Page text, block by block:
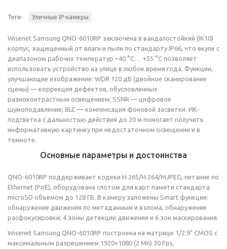
Теги: Уличные IP-камеры
Wisenet Samsung QNO-6010RP заключена в вандалостойкий (IK10)
корпус, защищенный от влаги и пыли по стандарту IP66, что вкупе с
диапазоном рабочих температур –40 °C… +55 °C позволяет
использовать устройство на улице в любое время года. Функции,
улучшающие изображение: WDR 120 дБ (двойное сканирование
сцены) — коррекция дефектов, обусловленных
разноконтрастным освещением; SSNR — цифровое
шумоподавление; BLC — компенсация фоновой засветки. ИК-
подсветка с дальностью действия до 20 м помогает получить
информативную картинку при недостаточном освещении и в
темноте.
Основные параметры и достоинства
QNO-6010RP поддерживает кодеки H.265/H.264/MJPEG, питание по
Ethernet (PoE), оборудована слотом для карт памяти стандарта
microSD объемом до 128 ГБ. В камеру заложены Smart функции:
обнаружение движения по метаданным и взлома, обнаружение
расфокусировки; 4 зоны детекции движения и 6 зон маскирования.
Wisenet Samsung QNO-6010RP построена на матрице 1/2.9" CMOS с
максимальным разрешением 1920×1080 (2 Мп) 30 Fps,